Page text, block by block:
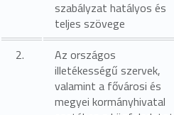
szabályzat hatályos és
teljes szövege
2.
Az országos
illetékességű szervek,
valamint a fővárosi és
megyei kormányhivatal